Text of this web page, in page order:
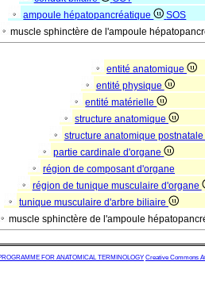
ampoule hépatopancréatique
SOS
muscle sphinctère de l'ampoule
entité anatomique
entité physique
entité matérielle
structure anatomique
structure anatomique postnatale
partie cardinale d'organe
région de composant d'organe
région de tunique musculaire d'organe
tunique musculaire d'arbre biliaire
muscle sphinctère de l'ampoule
FOR ANATOMICAL TERMINOLOGY Creative Commons